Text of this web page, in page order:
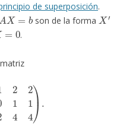
de superposición.
X=b
son de la forma
X′
0
.
11 44